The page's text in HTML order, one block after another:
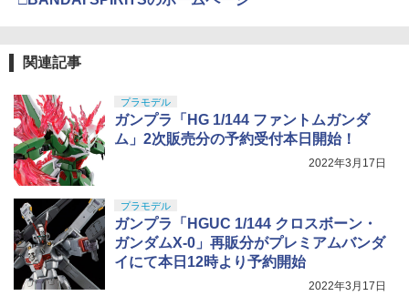
HGAW 機動新世紀ガンダムX ガンダムエ
5
BANDAI SPIRITS(バンダイスピリッツ)
30MS SIS-H00 セスティエ[カラーC] 色
￥4,500
￥3,815
動
￥2,666
型用接着剤 87003
5
GSIクレオス Mr.トップコート 水性プレ
ミアムトップコートスプレー つや消し 8
8ml ホビー用仕上材 B603
関連記事
プラモデル
ガンプラ「HG 1/144 ファントムガンダ
ム」2次販売分の予約受付本日開始！
2022年3月17日
プラモデル
ガンプラ「HGUC 1/144 クロスボーン・
ガンダムX-0」再販分がプレミアムバンダ
イにて本日12時より予約開始
2022年3月17日